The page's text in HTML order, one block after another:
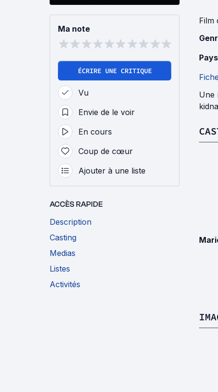
Ma note
ÉCRIRE UNE CRITIQUE
Vu
Envie de le voir
En cours
Coup de cœur
Ajouter à une liste
ACCÈS RAPIDE
Description
Casting
Medias
Listes
Activités
Film
Une